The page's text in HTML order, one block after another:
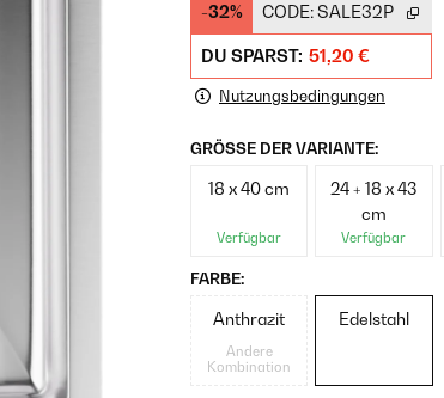
-32% CODE:SALE32P
DU SPARST: 51,20 €
Nutzungsbedingungen
GRÖSSE DER VARIANTE:
18 x 40 cm
Verfügbar
24 + 18 x 43
cm
Verfügbar
FARBE:
Anthrazit
Andere
Kombination
Edelstahl